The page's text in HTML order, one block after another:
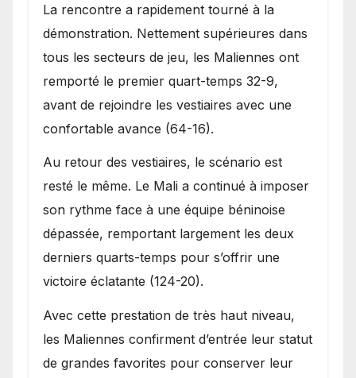
La rencontre a rapidement tourné à la
démonstration. Nettement supérieures dans
tous les secteurs de jeu, les Maliennes ont
remporté le premier quart-temps 32-9,
avant de rejoindre les vestiaires avec une
confortable avance (64-16).
Au retour des vestiaires, le scénario est
resté le même. Le Mali a continué à imposer
son rythme face à une équipe béninoise
dépassée, remportant largement les deux
derniers quarts-temps pour s’offrir une
victoire éclatante (124-20).
Avec cette prestation de très haut niveau,
les Maliennes confirment d’entrée leur statut
de grandes favorites pour conserver leur